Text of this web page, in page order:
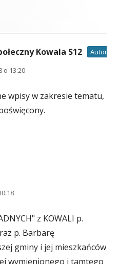
Kowala S12
Autor
o 13:20
wpisy w zakresie tematu,
z KOWALI p.
p. Barbarę
gminy i jej mieszkańców
wymienionego i tamtego